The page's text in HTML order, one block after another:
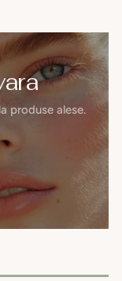
produse alese.